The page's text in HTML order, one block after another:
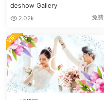
deshow Gallery
2.02k 免費
VIP